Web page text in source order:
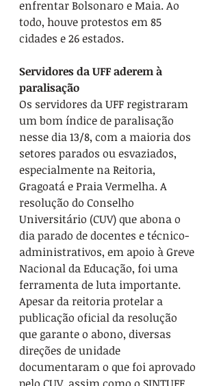
enfrentar Bolsonaro e Maia. Ao
todo, houve protestos em 85
cidades e 26 estados.
Servidores da UFF aderem à
paralisação
Os servidores da UFF registraram
um bom índice de paralisação
nesse dia 13/8, com a maioria dos
setores parados ou esvaziados,
especialmente na Reitoria,
Gragoatá e Praia Vermelha. A
resolução do Conselho
Universitário (CUV) que abona o
dia parado de docentes e técnico-
administrativos, em apoio à Greve
Nacional da Educação, foi uma
ferramenta de luta importante.
Apesar da reitoria protelar a
publicação oficial da resolução
que garante o abono, diversas
direções de unidade
documentaram o que foi aprovado